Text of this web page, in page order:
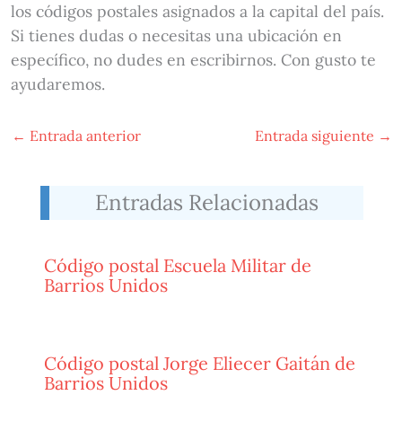
los códigos postales asignados a la capital del país.
Si tienes dudas o necesitas una ubicación en
específico, no dudes en escribirnos. Con gusto te
ayudaremos.
← Entrada anterior Entrada siguiente →
Entradas Relacionadas
Código postal Escuela Militar de
Barrios Unidos
Código postal Jorge Eliecer Gaitán de
Barrios Unidos